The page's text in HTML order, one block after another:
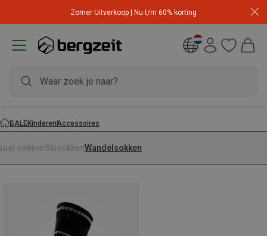
Zomer Uitverkoop | Nu t/m 60% korting
SALEKinderenAccessoires
sokkenSkisokkenWandelsokken